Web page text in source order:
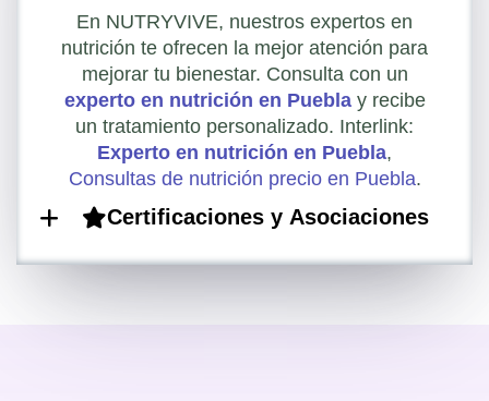
En NUTRYVIVE, nuestros expertos en
nutrición te ofrecen la mejor atención para
mejorar tu bienestar. Consulta con un
experto en nutrición en Pueblay recibe
un tratamiento personalizado. Interlink:
Experto en nutrición en Puebla,
Consultas de nutrición precio en Puebla.
Certificaciones y Asociaciones